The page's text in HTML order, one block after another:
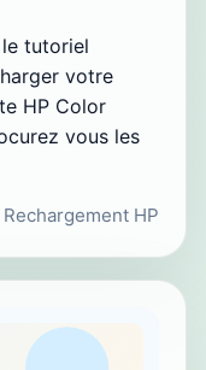
tutoriel
votre
HP Color
vous les
Rechargement HP